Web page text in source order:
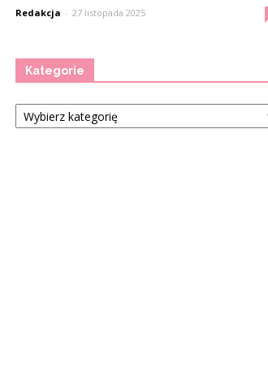
Redakcja - 27 listopada 2025
Kategorie
Kategorie